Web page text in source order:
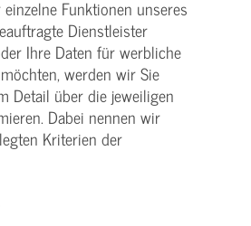
Funktionen unseres
Dienstleister
Ihre Daten für werbliche
werden wir Sie
Detail über die jeweiligen
Dabei nennen wir
Kriterien der